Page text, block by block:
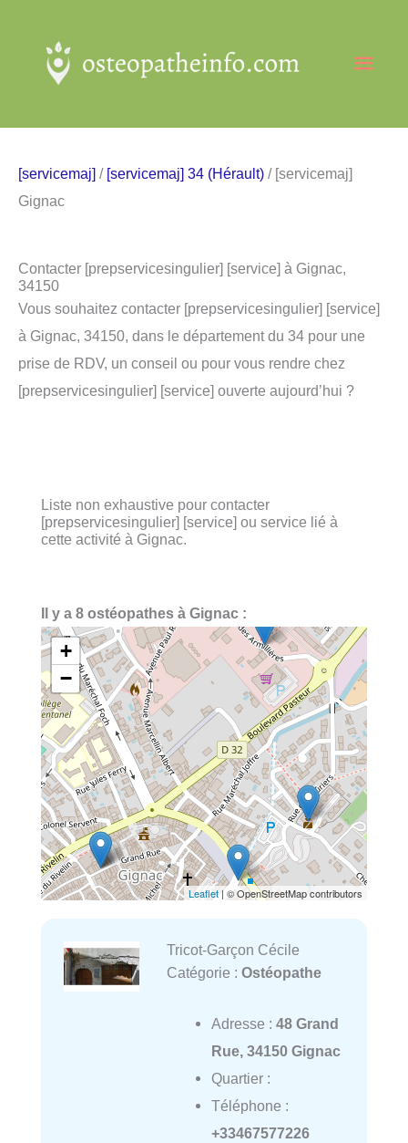
contenu
[servicemaj] / [servicemaj] 34 (Hérault) / [servicemaj]
Gignac
Contacter [prepservicesingulier] [service] à Gignac,
34150
Vous souhaitez contacter [prepservicesingulier] [service]
à Gignac, 34150, dans le département du 34 pour une
prise de RDV, un conseil ou pour vous rendre chez
[prepservicesingulier] [service] ouverte aujourd’hui ?
Liste non exhaustive pour contacter
[prepservicesingulier] [service] ou service lié à
cette activité à Gignac.
Il y a 8 ostéopathes à Gignac :
+
−
Leaflet| © OpenStreetMap contributors
Tricot-Garçon Cécile
Catégorie : Ostéopathe
Adresse : 48 Grand
Rue, 34150 Gignac
Quartier :
Téléphone :
+33467577226